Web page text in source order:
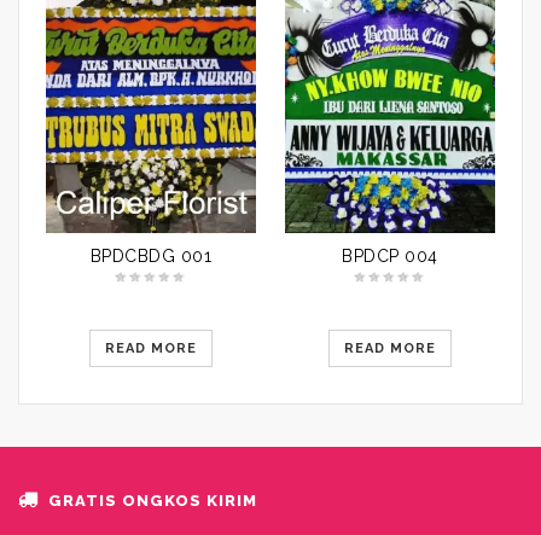
BPDCBDG 001
READ MORE
BPDCP 004
READ MORE
GRATIS ONGKOS KIRIM